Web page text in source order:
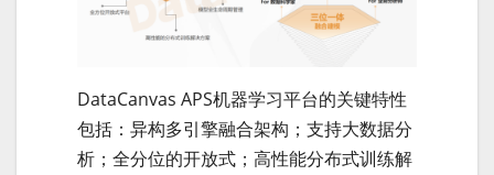
DataCanvas APS机器学习平台的关键特性
包括：异构多引擎融合架构；支持大数据分
析；全分位的开放式；高性能分布式训练解